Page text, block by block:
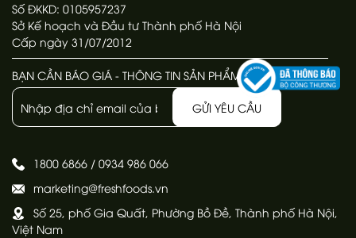
Số ĐKKD: 0105957237
Sở Kế hoạch và Đầu tư Thành phố Hà Nội
Cấp ngày 31/07/2012
BẠN CẦN BÁO GIÁ - THÔNG TIN SẢN PHẨM
GỬI YÊU CẦU
1800 6866 / 0934 986 066
marketing@freshfoods.vn
Số 25, phố Gia Quất, Phường Bồ Đề, Thành phố Hà Nội,
Việt Nam